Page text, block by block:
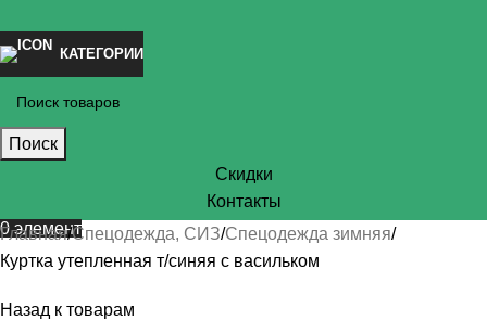
КАТЕГОРИИ
Поиск
Скидки
Контакты
0элемент
Главная Спецодежда, СИЗ Спецодежда зимняя
Куртка утепленная т/синяя с васильком
Назад к товарам